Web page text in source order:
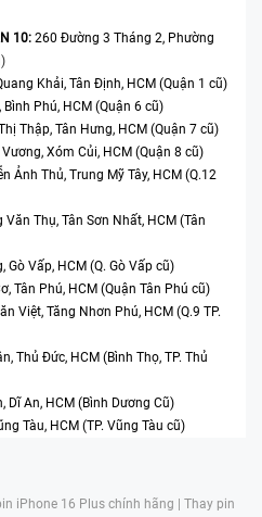
10: 260 Đường 3 Tháng 2, Phường
Khải, Tân Định, HCM (Quận 1 cũ)
Phú, HCM (Quận 6 cũ)
Thập, Tân Hưng, HCM (Quận 7 cũ)
Xóm Củi, HCM (Quận 8 cũ)
Ảnh Thủ, Trung Mỹ Tây, HCM (Q.12
Văn Thụ, Tân Sơn Nhất, HCM (Tân
Gò Vấp, HCM (Q. Gò Vấp cũ)
Tân Phú, HCM (Quận Tân Phú cũ)
Việt, Tăng Nhơn Phú, HCM (Q.9 TP.
Thủ Đức, HCM (Bình Thọ, TP. Thủ
Dĩ An, HCM (Bình Dương Cũ)
Tàu, HCM (TP. Vũng Tàu cũ)
iPhone 16 Plus chính hãng | Thay pin